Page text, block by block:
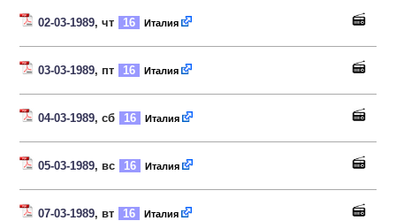
02-03-1989, чт 16 Италия
03-03-1989, пт 16 Италия
04-03-1989, сб 16 Италия
05-03-1989, вс 16 Италия
07-03-1989, вт 16 Италия